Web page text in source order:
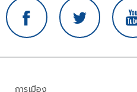
การเมือง